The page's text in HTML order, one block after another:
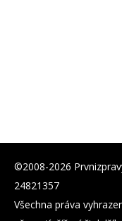
©2008-2026
24821357
Všechna práva